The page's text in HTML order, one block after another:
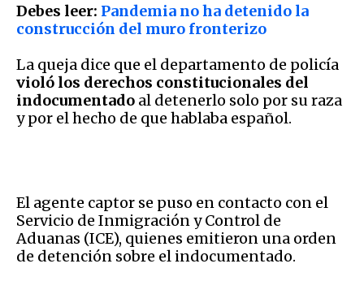
Debes leer: Pandemia no ha detenido la
construcción del muro fronterizo
La queja dice que el departamento de policía
violó los derechos constitucionales del
indocumentado al detenerlo solo por su raza
y por el hecho de que hablaba español.
El agente captor se puso en contacto con el
Servicio de Inmigración y Control de
Aduanas (ICE), quienes emitieron una orden
de detención sobre el indocumentado.